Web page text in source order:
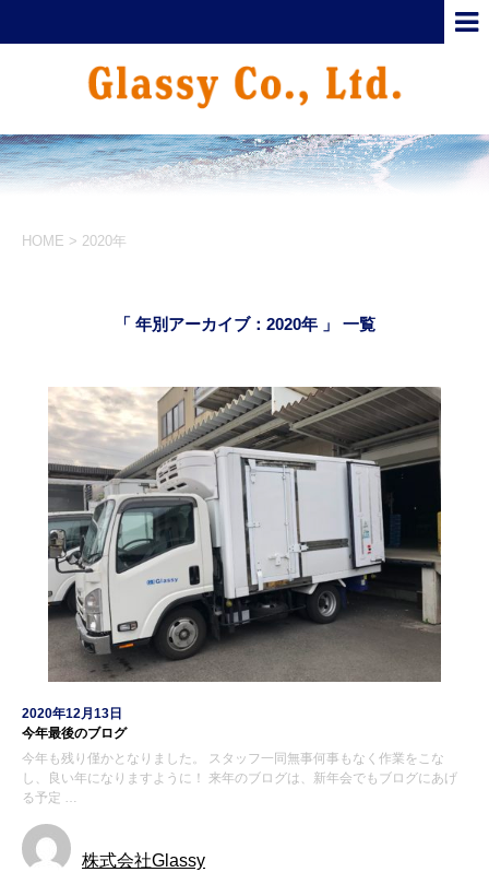
HOME > 2020年
「 年別アーカイブ：2020年 」 一覧
2020年12月13日
今年最後のブログ
今年も残り僅かとなりました。 スタッフ一同無事何事もなく作業をこな
し、良い年になりますように！ 来年のブログは、新年会でもブログにあげ
る予定 …
株式会社Glassy